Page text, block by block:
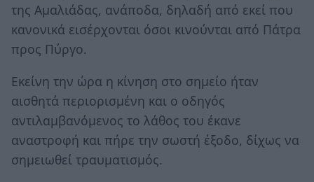
της Αμαλιάδας, ανάποδα, δηλαδή από εκεί που
κανονικά εισέρχονται όσοι κινούνται από Πάτρα
προς Πύργο.
Εκείνη την ώρα η κίνηση στο σημείο ήταν
αισθητά περιορισμένη και ο οδηγός
αντιλαμβανόμενος το λάθος του έκανε
αναστροφή και πήρε την σωστή έξοδο, δίχως να
σημειωθεί τραυματισμός.